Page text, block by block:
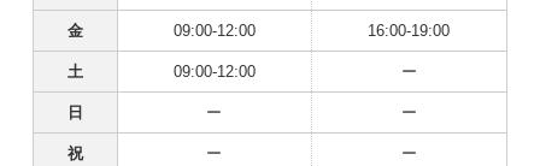
金 09:00-12:00 16:00-19:00
土 09:00-12:00 ー
日 ー ー
祝 ー ー